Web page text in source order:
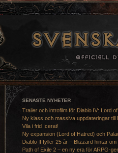
SENASTE NYHETER
Trailer och introfilm för Diablo IV: Lord
Ny klass och massiva uppdateringar till
Vila i frid Icerat!
Ny expansion (Lord of Hatred) och
Diablo II fyller 25 år – Blizzard hintar om
Path of Exile 2 – en ny era för ARPG-